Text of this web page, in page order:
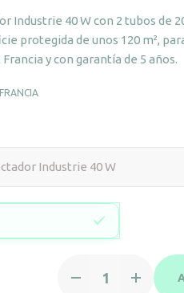
Industrie 40 W con 2 tubos de
protegida de unos 120 m²,
y con garantía de 5 años.
Industrie 40 W
Industrie